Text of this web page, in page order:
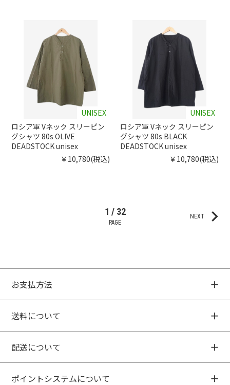
UNISEX
ロシア軍 Vネック スリーピン
グシャツ 80s OLIVE
DEADSTOCK unisex
￥10,780(税込)
UNISEX
ロシア軍 Vネック スリーピン
グシャツ 80s BLACK
DEADSTOCK unisex
￥10,780(税込)
1 / 32
PAGE
NEXT keyboard_arrow_right
お支払方法
送料について
配送について
ポイントシステムについて